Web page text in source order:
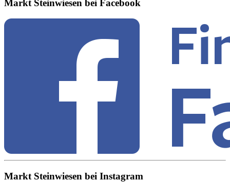
Markt Steinwiesen bei Facebook
Markt Steinwiesen bei Instagram